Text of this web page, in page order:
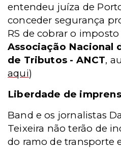
entendeu juíza de
conceder segurança
RS de cobrar o
Associação Nacional
de Tributos - ANCT,
aqui)
Liberdade de
Band e os jornalistas
Teixeira não terão de
do ramo de transporte